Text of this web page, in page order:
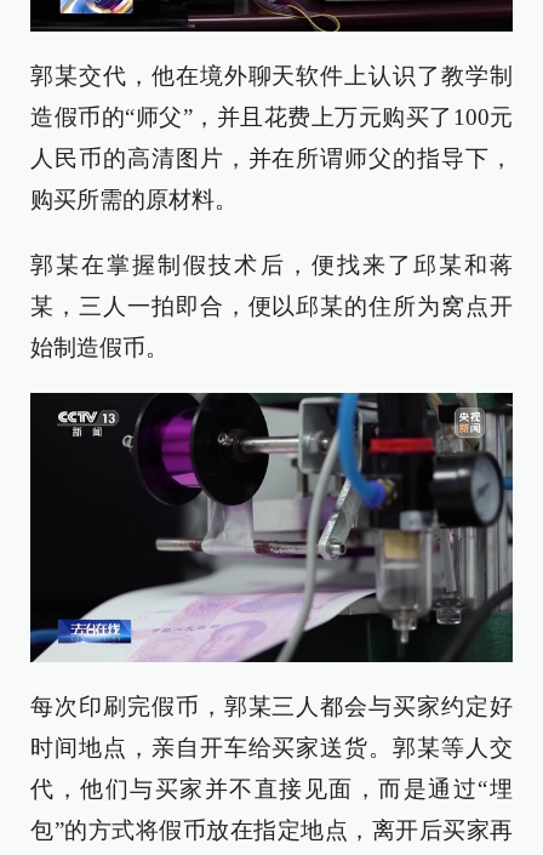
郭某交代，他在境外聊天软件上认识了教学制
造假币的“师父”，并且花费上万元购买了100元
人民币的高清图片，并在所谓师父的指导下，
购买所需的原材料。
郭某在掌握制假技术后，便找来了邱某和蒋
某，三人一拍即合，便以邱某的住所为窝点开
始制造假币。
每次印刷完假币，郭某三人都会与买家约定好
时间地点，亲自开车给买家送货。郭某等人交
代，他们与买家并不直接见面，而是通过“埋
包”的方式将假币放在指定地点，离开后买家再